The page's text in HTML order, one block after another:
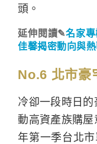
頭。
延伸閱讀✎名家
佳馨揭密動向與熱
No.6 北市豪
冷卻一段時日
動高資產族購
年第一季台北